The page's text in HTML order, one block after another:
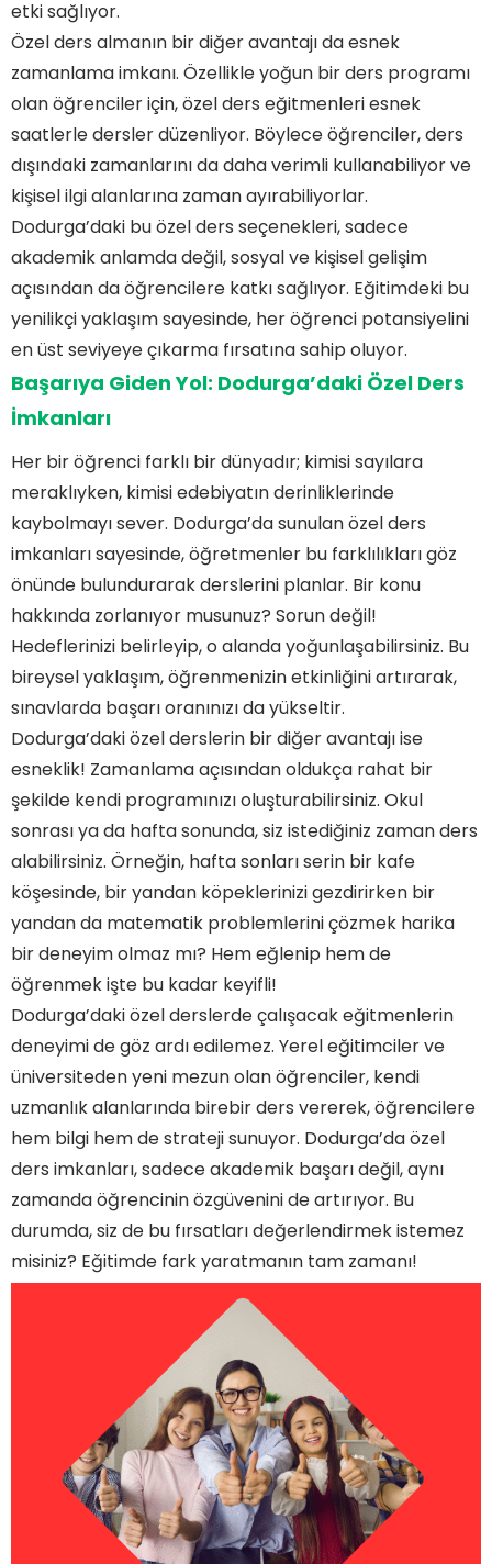
etki sağlıyor.
Özel ders almanın bir diğer avantajı da esnek
zamanlama imkanı. Özellikle yoğun bir ders programı
olan öğrenciler için, özel ders eğitmenleri esnek
saatlerle dersler düzenliyor. Böylece öğrenciler, ders
dışındaki zamanlarını da daha verimli kullanabiliyor ve
kişisel ilgi alanlarına zaman ayırabiliyorlar.
Dodurga’daki bu özel ders seçenekleri, sadece
akademik anlamda değil, sosyal ve kişisel gelişim
açısından da öğrencilere katkı sağlıyor. Eğitimdeki bu
yenilikçi yaklaşım sayesinde, her öğrenci potansiyelini
en üst seviyeye çıkarma fırsatına sahip oluyor.
Başarıya Giden Yol: Dodurga’daki Özel Ders
İmkanları
Her bir öğrenci farklı bir dünyadır; kimisi sayılara
meraklıyken, kimisi edebiyatın derinliklerinde
kaybolmayı sever. Dodurga’da sunulan özel ders
imkanları sayesinde, öğretmenler bu farklılıkları göz
önünde bulundurarak derslerini planlar. Bir konu
hakkında zorlanıyor musunuz? Sorun değil!
Hedeflerinizi belirleyip, o alanda yoğunlaşabilirsiniz. Bu
bireysel yaklaşım, öğrenmenizin etkinliğini artırarak,
sınavlarda başarı oranınızı da yükseltir.
Dodurga’daki özel derslerin bir diğer avantajı ise
esneklik! Zamanlama açısından oldukça rahat bir
şekilde kendi programınızı oluşturabilirsiniz. Okul
sonrası ya da hafta sonunda, siz istediğiniz zaman ders
alabilirsiniz. Örneğin, hafta sonları serin bir kafe
köşesinde, bir yandan köpeklerinizi gezdirirken bir
yandan da matematik problemlerini çözmek harika
bir deneyim olmaz mı? Hem eğlenip hem de
öğrenmek işte bu kadar keyifli!
Dodurga’daki özel derslerde çalışacak eğitmenlerin
deneyimi de göz ardı edilemez. Yerel eğitimciler ve
üniversiteden yeni mezun olan öğrenciler, kendi
uzmanlık alanlarında birebir ders vererek, öğrencilere
hem bilgi hem de strateji sunuyor. Dodurga’da özel
ders imkanları, sadece akademik başarı değil, aynı
zamanda öğrencinin özgüvenini de artırıyor. Bu
durumda, siz de bu fırsatları değerlendirmek istemez
misiniz? Eğitimde fark yaratmanın tam zamanı!